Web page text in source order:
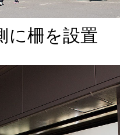
に柵を設置